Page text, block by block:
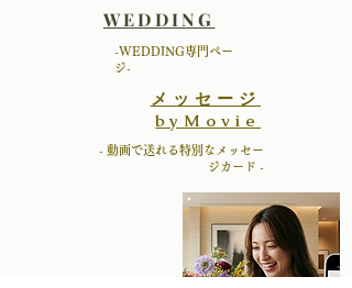
WEDDING
​-WEDDING専門ペー
ジ-
メッセージ
byMovie
​- 動画で送れる特別なメッセー
ジカード -